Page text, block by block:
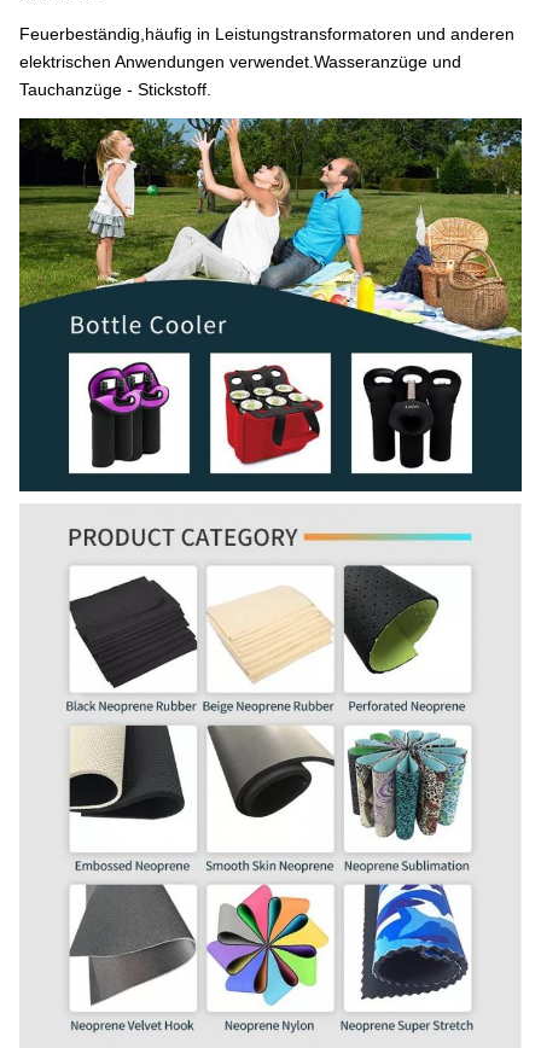
Feuerbeständig,häufig in Leistungstransformatoren und anderen
elektrischen Anwendungen verwendet.Wasseranzüge und
Tauchanzüge - Stickstoff.